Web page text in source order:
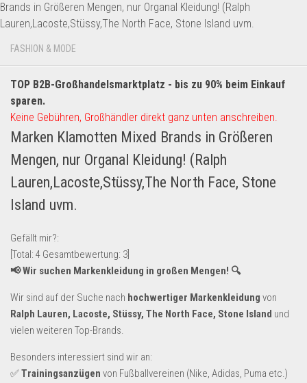
Geschäft, Büro & Schreibwaren
Handy und Smartphone
Kosmetik & Pflege
Sport & Freizeit
Restposten-Angebote
Restposten für Privatpersonen
eBay Restposten kaufen
Sonderposten-Angebote
Brands in Größeren Mengen, nur Organal Kleidung! (Ralph
Lauren,Lacoste,Stüssy,The North Face, Stone Island uvm.
FASHION & MODE
TOP B2B-Großhandelsmarktplatz - bis zu 90% beim Einkauf
sparen.
Keine Gebühren, Großhändler direkt ganz unten anschreiben.
Marken Klamotten Mixed Brands in Größeren
Mengen, nur Organal Kleidung! (Ralph
Lauren,Lacoste,Stüssy,The North Face, Stone
Island uvm.
Gefällt mir?:
[Total: 4 Gesamtbewertung: 3
📢 Wir suchen Markenkleidung in großen Mengen! 🔍
Wir sind auf der Suche nach hochwertiger Markenkleidung von
Ralph Lauren, Lacoste, Stüssy, The North Face, Stone Island und
vielen weiteren Top-Brands.
Besonders interessiert sind wir an:
✅Trainingsanzügen von Fußballvereinen (Nike, Adidas, Puma etc.)